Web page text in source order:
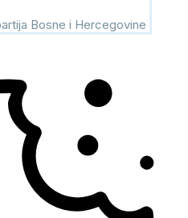
Bosne i Hercegovine